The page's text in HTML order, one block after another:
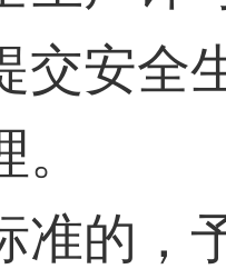
安全
的，